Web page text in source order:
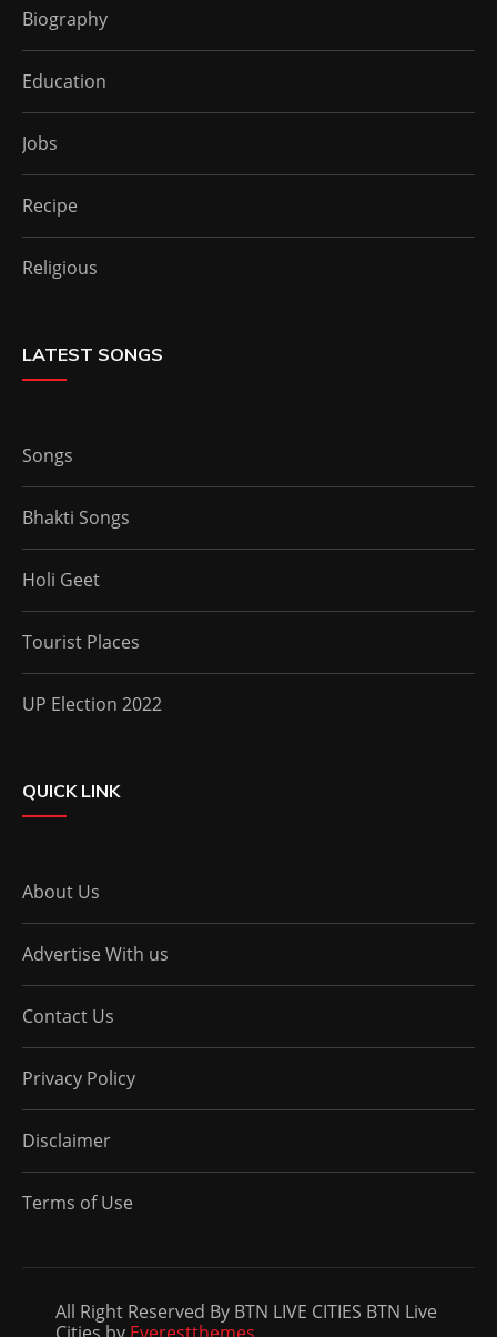
Biography
Education
Jobs
Recipe
Religious
LATEST SONGS
Songs
Bhakti Songs
Holi Geet
Tourist Places
UP Election 2022
QUICK LINK
About Us
Advertise With us
Contact Us
Privacy Policy
Disclaimer
Terms of Use
All Right Reserved By BTN LIVE CITIES BTN Live